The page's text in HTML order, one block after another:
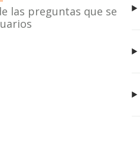
las preguntas que se